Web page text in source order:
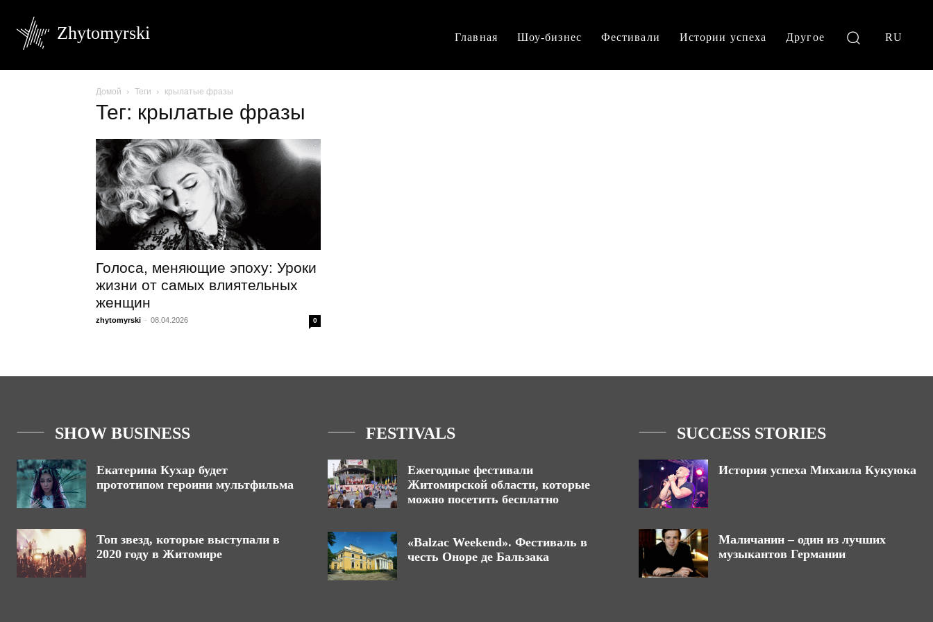
Zhytomyrski Главная Шоу-бизнес Фестивали Истории успеха Другое RU
Домой Теги крылатые фразы
Тег: крылатые фразы
Голоса, меняющие эпоху: Уроки
жизни от самых влиятельных
женщин
zhytomyrski - 08.04.2026 0
SHOW BUSINESS
Екатерина Кухар будет
прототипом героини мультфильма
Топ звезд, которые выступали в
2020 году в Житомире
FESTIVALS
Ежегодные фестивали
Житомирской области, которые
можно посетить бесплатно
«Balzac Weekend». Фестиваль в
честь Оноре де Бальзака
SUCCESS STORIES
История успеха Михаила Кукуюка
Маличанин – один из лучших
музыкантов Германии